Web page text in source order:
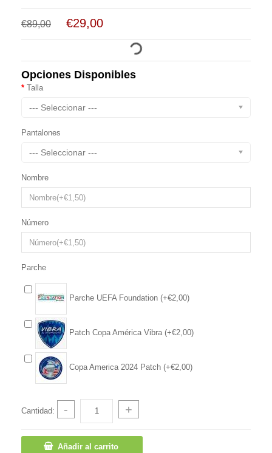
€89,00 €29,00
Opciones Disponibles
Talla
--- Seleccionar ---
Pantalones
--- Seleccionar ---
Nombre
Número
Parche
Parche UEFA Foundation (+€2,00)
Patch Copa América Vibra (+€2,00)
Copa America 2024 Patch (+€2,00)
Cantidad: - +
Añadir al carrito